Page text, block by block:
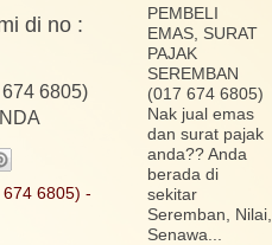
di no :
6805)
674 6805) -
PEMBELI
EMAS, SURAT
PAJAK
SEREMBAN
(017 674 6805)
Nak jual emas
dan surat pajak
anda?? Anda
berada di
sekitar
Seremban, Nilai,
Senawa...